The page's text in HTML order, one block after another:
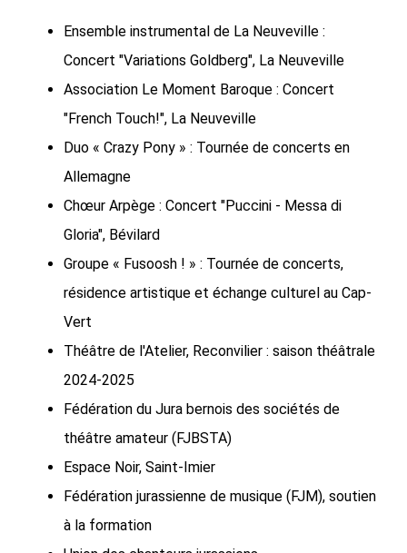
Ensemble instrumental de La Neuveville :
Concert "Variations Goldberg", La Neuveville
Association Le Moment Baroque : Concert
"French Touch!", La Neuveville
Duo « Crazy Pony » : Tournée de concerts en
Allemagne
Chœur Arpège : Concert "Puccini - Messa di
Gloria", Bévilard
Groupe « Fusoosh ! » : Tournée de concerts,
résidence artistique et échange culturel au Cap-
Vert
Théâtre de l'Atelier, Reconvilier : saison théâtrale
2024-2025
Fédération du Jura bernois des sociétés de
théâtre amateur (FJBSTA)
Espace Noir, Saint-Imier
Fédération jurassienne de musique (FJM), soutien
à la formation